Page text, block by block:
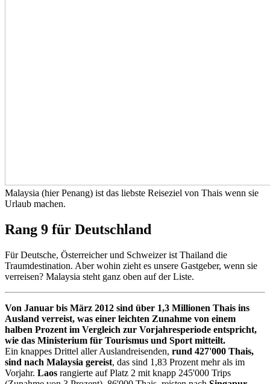
Malaysia (hier Penang) ist das liebste Reiseziel von Thais wenn sie
Urlaub machen.
Rang 9 für Deutschland
Für Deutsche, Österreicher und Schweizer ist Thailand die
Traumdestination. Aber wohin zieht es unsere Gastgeber, wenn sie
verreisen? Malaysia steht ganz oben auf der Liste.
Von Januar bis März 2012 sind über 1,3 Millionen Thais ins
Ausland verreist, was einer leichten Zunahme von einem
halben Prozent im Vergleich zur Vorjahresperiode entspricht,
wie das Ministerium für Tourismus und Sport mitteilt.
Ein knappes Drittel aller Auslandreisenden, rund 427'000 Thais,
sind nach Malaysia gereist, das sind 1,83 Prozent mehr als im
Vorjahr. Laos rangierte auf Platz 2 mit knapp 245'000 Trips